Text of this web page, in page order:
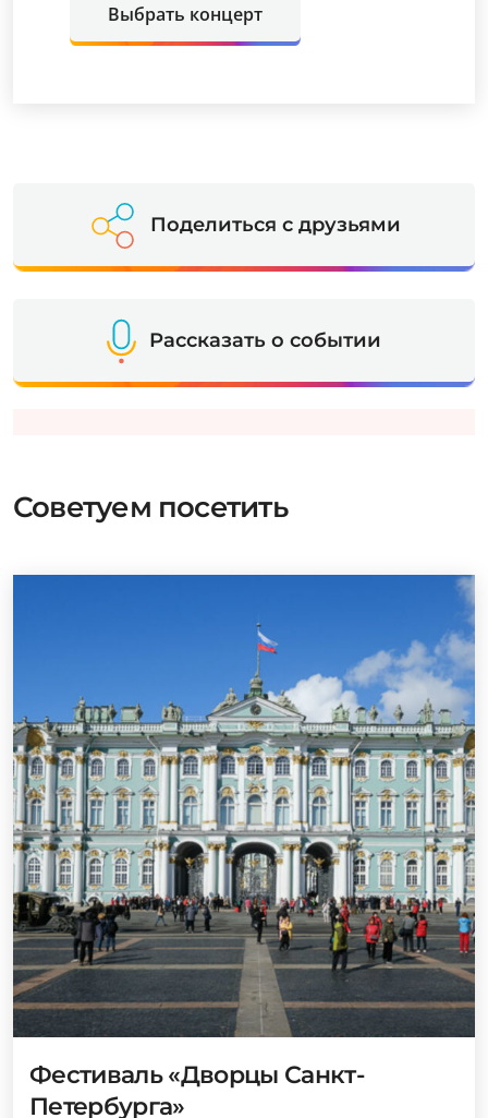
Выбрать концерт
Поделиться с друзьями
Рассказать о событии
Советуем посетить
Фестиваль «Дворцы Санкт-
Петербурга»